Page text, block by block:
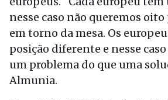
nesse caso não queremos
em torno da mesa. Os
posição diferente e nesse
um problema do que uma
Almunia.